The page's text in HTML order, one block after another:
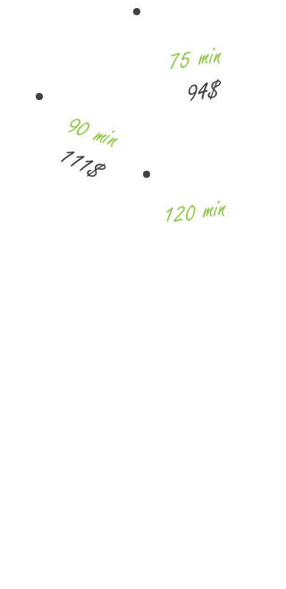
90 min
111$
120 min
75 min
94$